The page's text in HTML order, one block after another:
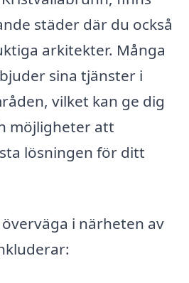
städer där du också
arkitekter. Många
sina tjänster i
vilket kan ge dig
möjligheter att
lösningen för ditt
i närheten av